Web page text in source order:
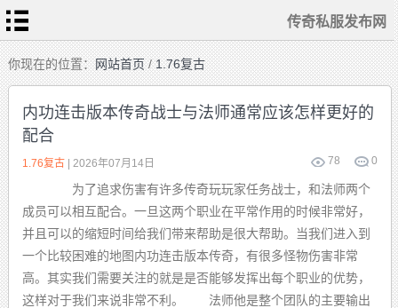
传奇私服发布网
首
页
传
奇
私
服
变
态
传
奇
1.76
复
古
迷
失
传
奇
单
职
业
传
奇
你现在的位置：网站首页/1.76复古
内功连击版本传奇战士与法师通常应该怎样更好的
配合
78 0
1.76复古| 2026年07月14日
为了追求伤害有许多传奇玩玩家任务战士，和法师两个
成员可以相互配合。一旦这两个职业在平常作用的时候非常好，
并且可以的缩短时间给我们带来帮助是很大帮助。当我们进入到
一个比较困难的地图内功连击版本传奇，有很多怪物伤害非常
高。其实我们需要关注的就是是否能够发挥出每个职业的优势，
这样对于我们来说非常不利。 法师他是整个团队的主要输出